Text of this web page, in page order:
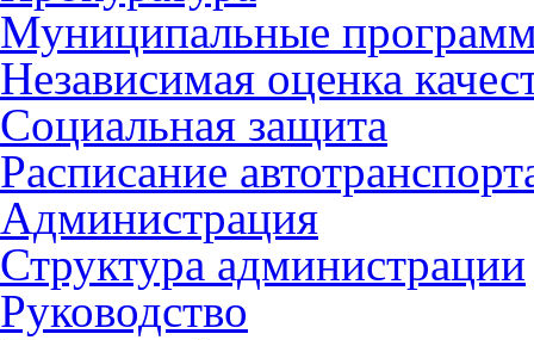
Муниципальные
Независимая оценка
Социальная защита
Расписание
Администрация
Структура администрации
Руководство